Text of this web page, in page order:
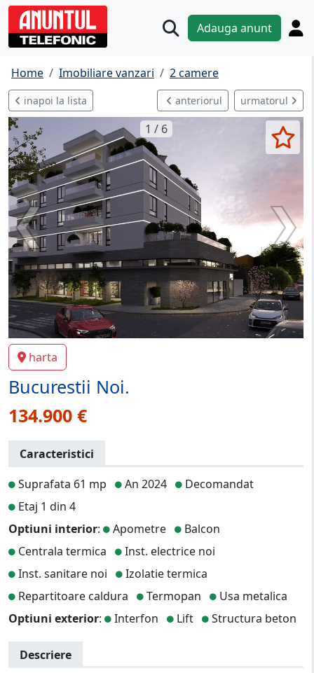
Adauga anunt
Home Imobiliare vanzari 2 camere
inapoi la lista anteriorul urmatorul
1 / 6
harta
Bucurestii Noi.
134.900 €
Caracteristici
Suprafata 61 mp
An 2024
Decomandat
Etaj 1 din 4
Optiuni interior: Apometre
Balcon
Centrala termica
Inst. electrice noi
Inst. sanitare noi
Izolatie termica
Repartitoare caldura
Termopan
Usa metalica
Optiuni exterior: Interfon Lift Structura beton
Descriere